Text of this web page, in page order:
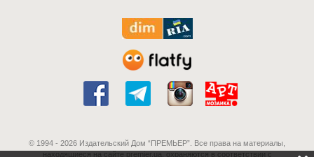
© 1994 - 2026 Издательский Дом “ПРЕМЬЕР”. Все права на материалы,
находящиеся на сайте premier.ua, охраняются в соответствии с